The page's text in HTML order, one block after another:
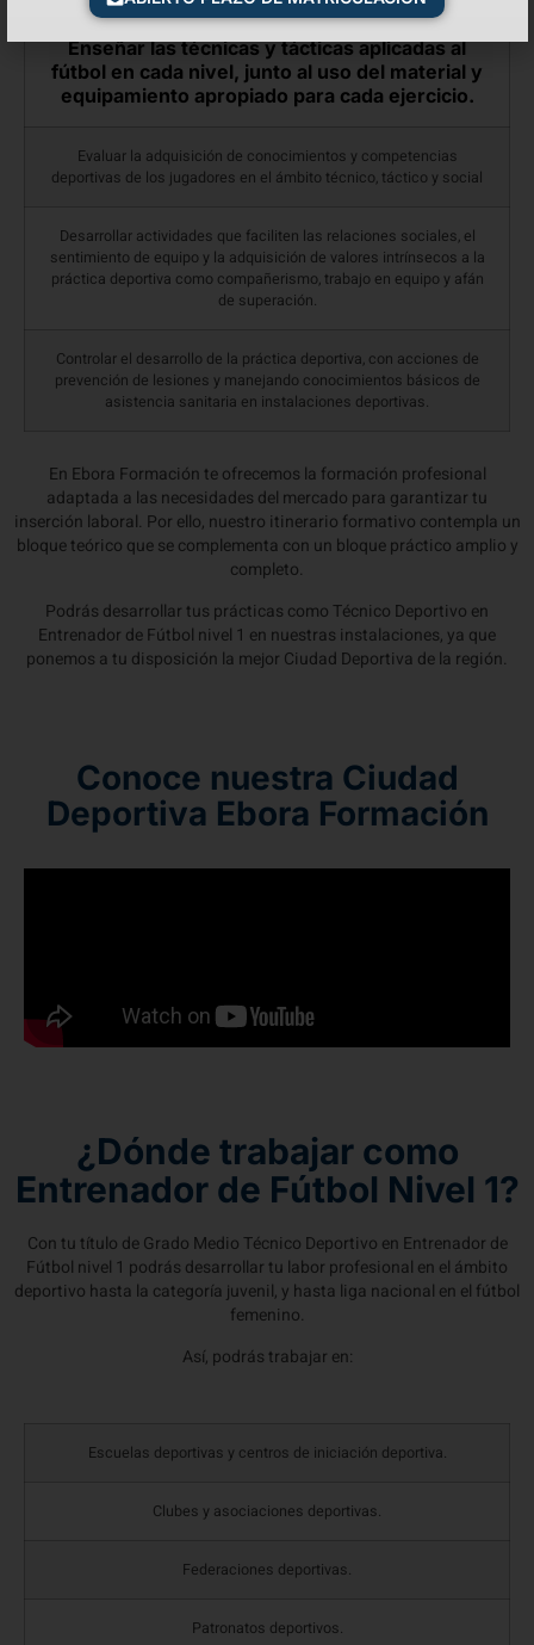
Enseñar las técnicas y tácticas aplicadas al
fútbol en cada nivel, junto al uso del material y
equipamiento apropiado para cada ejercicio.
Evaluar la adquisición de conocimientos y competencias
deportivas de los jugadores en el ámbito técnico, táctico y social
Desarrollar actividades que faciliten las relaciones sociales, el
sentimiento de equipo y la adquisición de valores intrínsecos a la
práctica deportiva como compañerismo, trabajo en equipo y afán
de superación.
Controlar el desarrollo de la práctica deportiva, con acciones de
prevención de lesiones y manejando conocimientos básicos de
asistencia sanitaria en instalaciones deportivas.
En Ebora Formación te ofrecemos la formación profesional
adaptada a las necesidades del mercado para garantizar tu
inserción laboral. Por ello, nuestro itinerario formativo contempla un
bloque teórico que se complementa con un bloque práctico amplio y
completo.
Podrás desarrollar tus prácticas como Técnico Deportivo en
Entrenador de Fútbol nivel 1 en nuestras instalaciones, ya que
ponemos a tu disposición la mejor Ciudad Deportiva de la región.
Conoce nuestra Ciudad
Deportiva Ebora Formación
¿Dónde trabajar como
Entrenador de Fútbol Nivel 1?
Con tu título de Grado Medio Técnico Deportivo en Entrenador de
Fútbol nivel 1 podrás desarrollar tu labor profesional en el ámbito
deportivo hasta la categoría juvenil, y hasta liga nacional en el fútbol
femenino.
Así, podrás trabajar en:
Escuelas deportivas y centros de iniciación deportiva.
Clubes y asociaciones deportivas.
Federaciones deportivas.
Patronatos deportivos.